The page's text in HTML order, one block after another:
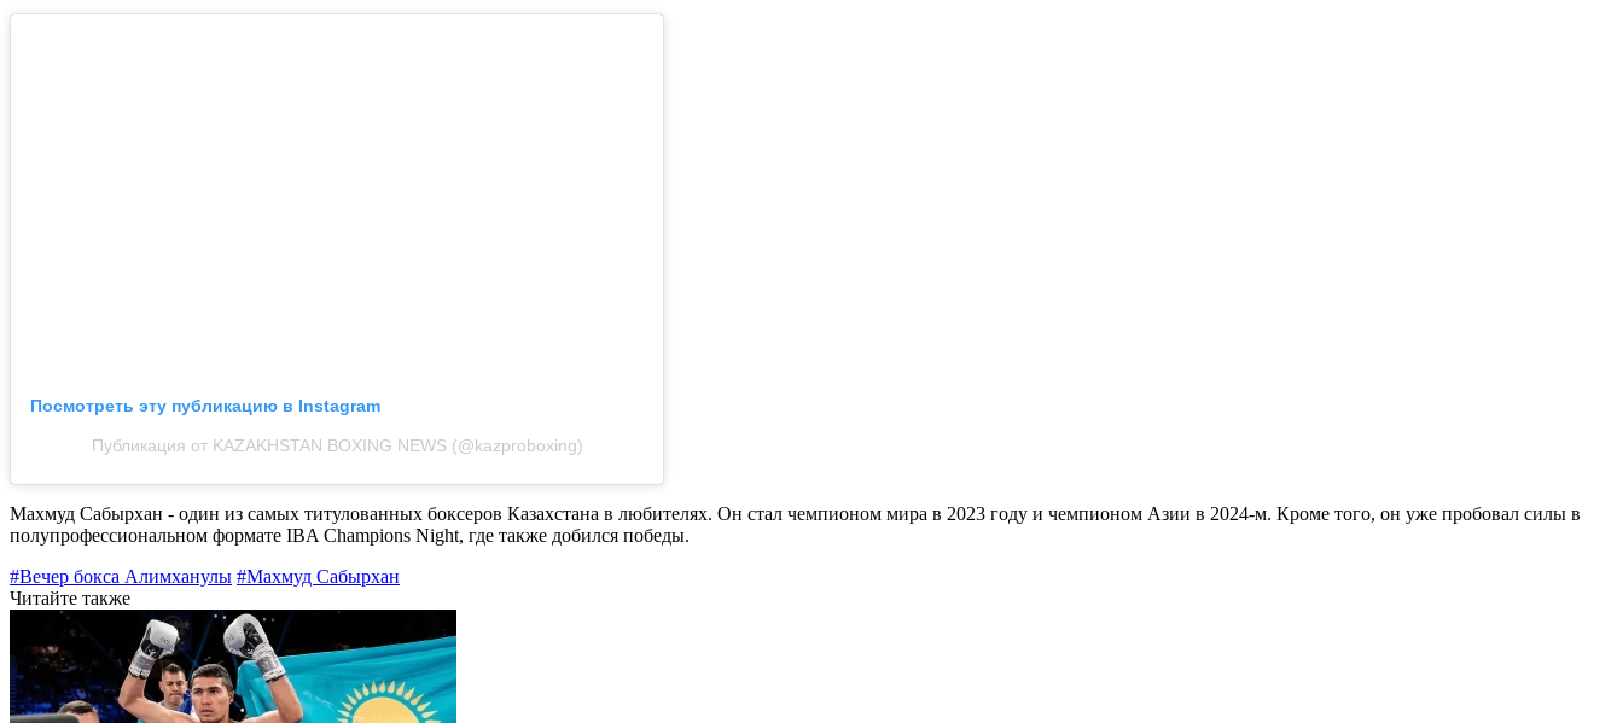
Посмотреть эту публикацию в Instagram
Публикация от KAZAKHSTAN BOXING NEWS (@kazproboxing)
Махмуд Сабырхан - один из самых титулованных боксеров Казахстана в любителях. Он стал чемпионом мира в 2023 году и чемпионом Азии в 2024-м. Кроме того, он уже пробовал силы в
полупрофессиональном формате IBA Champions Night, где также добился победы.
#Вечер бокса Алимханулы #Махмуд Сабырхан
Читайте также